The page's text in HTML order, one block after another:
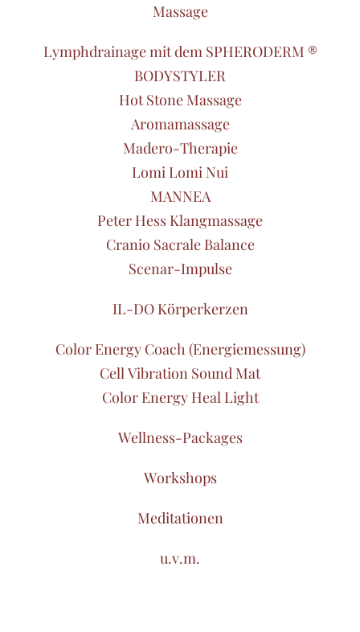
Massage
Lymphdrainage mit dem SPHERODERM ®
BODYSTYLER
Hot Stone Massage
Aromamassage
Madero-Therapie
Lomi Lomi Nui
MANNEA
Peter Hess Klangmassage
Cranio Sacrale Balance
Scenar-Impulse
IL-DO Körperkerzen
Color Energy Coach (Energiemessung)
Cell Vibration Sound Mat
Color Energy Heal Light
Wellness-Packages
Workshops
Meditationen
u.v.m.